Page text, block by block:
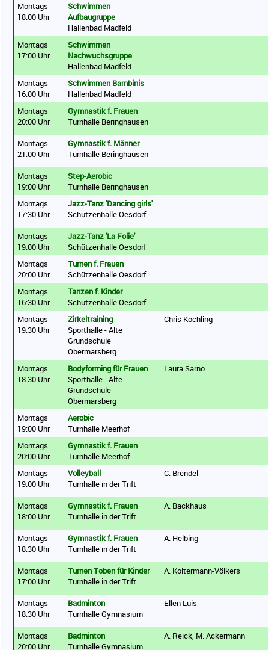
Montags
18:00 Uhr
Schwimmen
Aufbaugruppe
Hallenbad Madfeld
Montags
17:00 Uhr
Schwimmen
Nachwuchsgruppe
Hallenbad Madfeld
Montags
16:00 Uhr
Schwimmen Bambinis
Hallenbad Madfeld
Montags
20:00 Uhr
Gymnastik f. Frauen
Turnhalle Beringhausen
Montags
21:00 Uhr
Gymnastik f. Männer
Turnhalle Beringhausen
Montags
19:00 Uhr
Step-Aerobic
Turnhalle Beringhausen
Montags
17:30 Uhr
Jazz-Tanz 'Dancing girls'
Schützenhalle Oesdorf
Montags
19:00 Uhr
Jazz-Tanz 'La Folie'
Schützenhalle Oesdorf
Montags
20:00 Uhr
Turnen f. Frauen
Schützenhalle Oesdorf
Montags
16:30 Uhr
Tanzen f. Kinder
Schützenhalle Oesdorf
Montags
19.30 Uhr
Zirkeltraining
Sporthalle - Alte
Grundschule
Obermarsberg
Chris Köchling
Montags
18.30 Uhr
Bodyforming für Frauen
Sporthalle - Alte
Grundschule
Obermarsberg
Laura Sarno
Montags
19:00 Uhr
Aerobic
Turnhalle Meerhof
Montags
20:00 Uhr
Gymnastik f. Frauen
Turnhalle Meerhof
Montags
19:00 Uhr
Volleyball
Turnhalle in der Trift
C. Brendel
Montags
18:00 Uhr
Gymnastik f. Frauen
Turnhalle in der Trift
A. Backhaus
Montags
18:30 Uhr
Gymnastik f. Frauen
Turnhalle in der Trift
A. Helbing
Montags
17:00 Uhr
Turnen Toben für Kinder
Turnhalle in der Trift
A. Koltermann-Völkers
Montags
18:30 Uhr
Badminton
Turnhalle Gymnasium
Ellen Luis
Montags
20:00 Uhr
Badminton
Turnhalle Gymnasium
A. Reick, M. Ackermann